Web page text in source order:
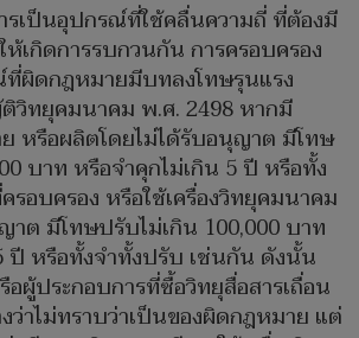
รเป็นอุปกรณ์ที่ใช้คลื่นความถี่ ที่ต้องมี
ห้เกิดการรบกวนกัน การครอบครอง
ผิดกฎหมายมีบทลงโทษรุนแรง
วิทยุคมนาคม พ.ศ. 2498 หากมี
หรือผลิตโดยไม่ได้รับอนุญาต มีโทษ
บาท หรือจำคุกไม่เกิน 5 ปี หรือทั้ง
อบครอง หรือใช้เครื่องวิทยุคมนาคม
าต มีโทษปรับไม่เกิน 100,000 บาท
ปี หรือทั้งจำทั้งปรับ เช่นกัน ดังนั้น
ผู้ประกอบการที่ซื้อวิทยุสื่อสารเถื่อน
ว่าไม่ทราบว่าเป็นของผิดกฎหมาย แต่